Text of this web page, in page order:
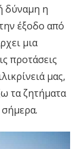
δύναμη η
έξοδο από
μια
προτάσεις
μας,
τα ζητήματα